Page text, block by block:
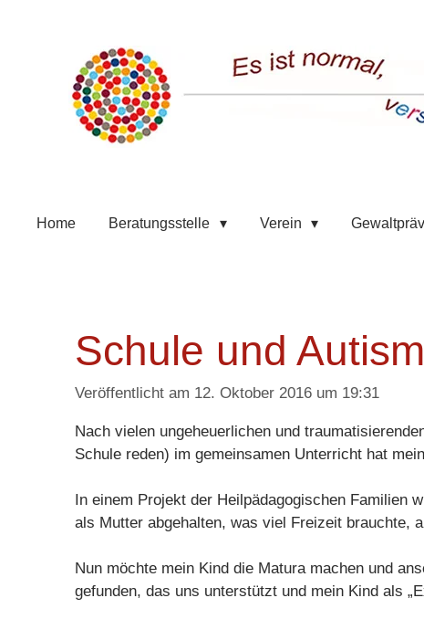
Home Beratungsstelle Verein
Schule und
Veröffentlicht am 12. Oktober 2016 um 19:31
Nach vielen ungeheuerlichen und
Schule reden) im gemeinsamen Unterricht hat
In einem Projekt der Heilpädagogischen Familien
als Mutter abgehalten, was viel Freizeit brauchte,
Nun möchte mein Kind die Matura machen und
gefunden, das uns unterstützt und mein Kind als